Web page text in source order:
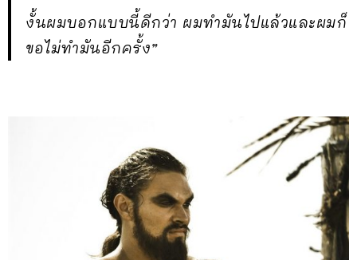
งั้นผมบอกแบบนี้ดีกว่า ผมทำมันไปแล้วและผมก็
ขอไม่ทำมันอีกครั้ง”